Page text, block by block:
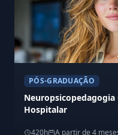
PÓS-GRADUAÇÃO
Hospitalar
420h A partir de 4